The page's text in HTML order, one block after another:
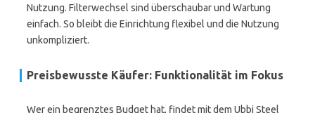
Nutzung. Filterwechsel sind überschaubar und Wartung
einfach. So bleibt die Einrichtung flexibel und die Nutzung
unkompliziert.
Preisbewusste Käufer: Funktionalität im Fokus
Wer ein begrenztes Budget hat, findet mit dem Ubbi Steel